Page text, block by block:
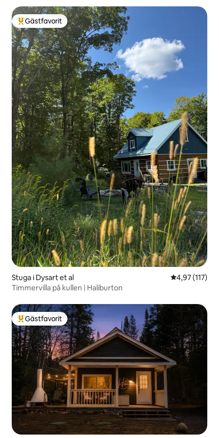
Populär gästfavorit
Gästfavorit
Stuga i Dysart et al 4,97 av 5 i
4,97 (117)
Timmervilla på kullen | Haliburton
Populär gästfavorit
Gästfavorit